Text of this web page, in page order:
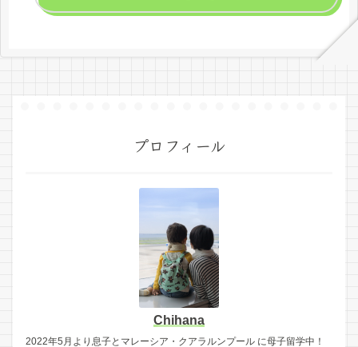
プロフィール
Chihana
2022年5月より息子とマレーシア・クアラルンプール に母子留学中！